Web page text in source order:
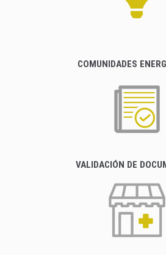
COMUNIDADES
VALIDACIÓN DE